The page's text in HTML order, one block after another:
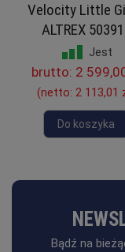
Velocity Little
ALTREX
Jest
brutto: 2
(netto: 2 113,01
Do koszyka
Bądź na